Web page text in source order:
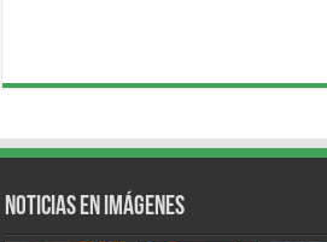
Noticias en Imágenes